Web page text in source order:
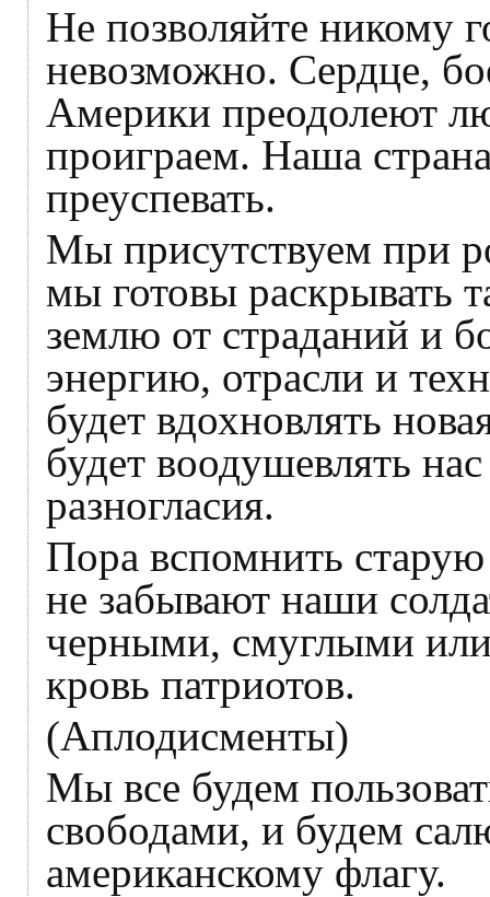
Не позволяйте никому
невозможно. Сердце,
Америки преодолеют
проиграем. Наша
преуспевать.
Мы присутствуем при
мы готовы раскрывать
землю от страданий и
энергию, отрасли и
будет вдохновлять
будет воодушевлять
разногласия.
Пора вспомнить
не забывают наши
черными, смуглыми
кровь патриотов.
(Аплодисменты)
Мы все будем
свободами, и будем
американскому флагу.